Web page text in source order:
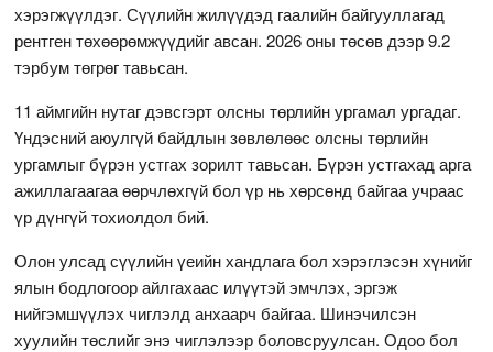
хэрэгжүүлдэг. Сүүлийн жилүүдэд гаалийн байгууллагад
рентген төхөөрөмжүүдийг авсан. 2026 оны төсөв дээр 9.2
тэрбум төгрөг тавьсан.
11 аймгийн нутаг дэвсгэрт олсны төрлийн ургамал ургадаг.
Үндэсний аюулгүй байдлын зөвлөлөөс олсны төрлийн
ургамлыг бүрэн устгах зорилт тавьсан. Бүрэн устгахад арга
ажиллагаагаа өөрчлөхгүй бол үр нь хөрсөнд байгаа учраас
үр дүнгүй тохиолдол бий.
Олон улсад сүүлийн үеийн хандлага бол хэрэглэсэн хүнийг
ялын бодлогоор айлгахаас илүүтэй эмчлэх, эргэж
нийгэмшүүлэх чиглэлд анхаарч байгаа. Шинэчилсэн
хуулийн төслийг энэ чиглэлээр боловсруулсан. Одоо бол